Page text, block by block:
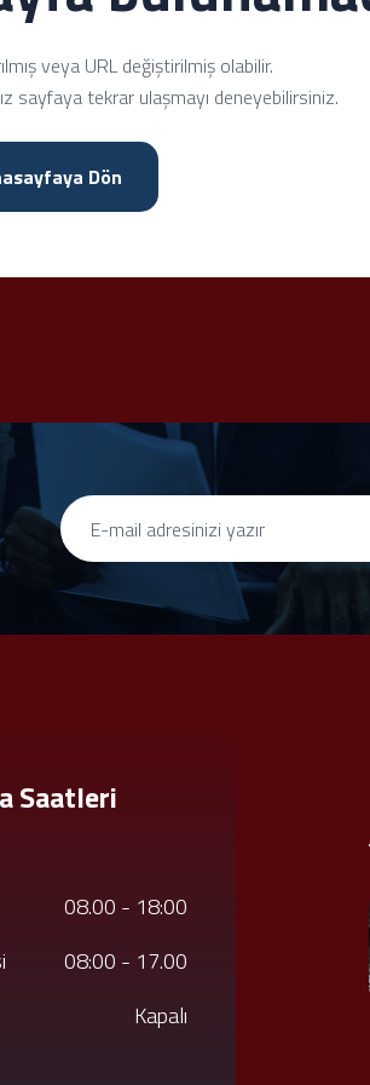
veya URL değiştirilmiş olabilir.
sayfaya tekrar ulaşmayı deneyebilirsiniz.
Dön
Saatleri
08.00 - 18:00
08:00 - 17.00
Kapalı